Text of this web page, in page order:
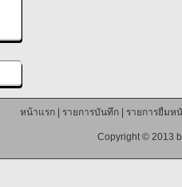
หน้าแรก| รายการบันทึก| รายการยืมห
Copyright © 2013